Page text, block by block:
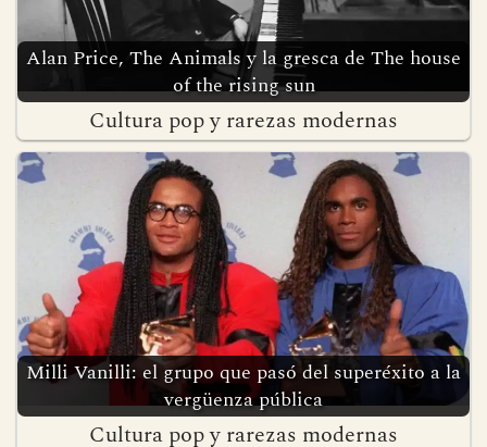
Alan Price, The Animals y la gresca de The house
of the rising sun
Cultura pop y rarezas modernas